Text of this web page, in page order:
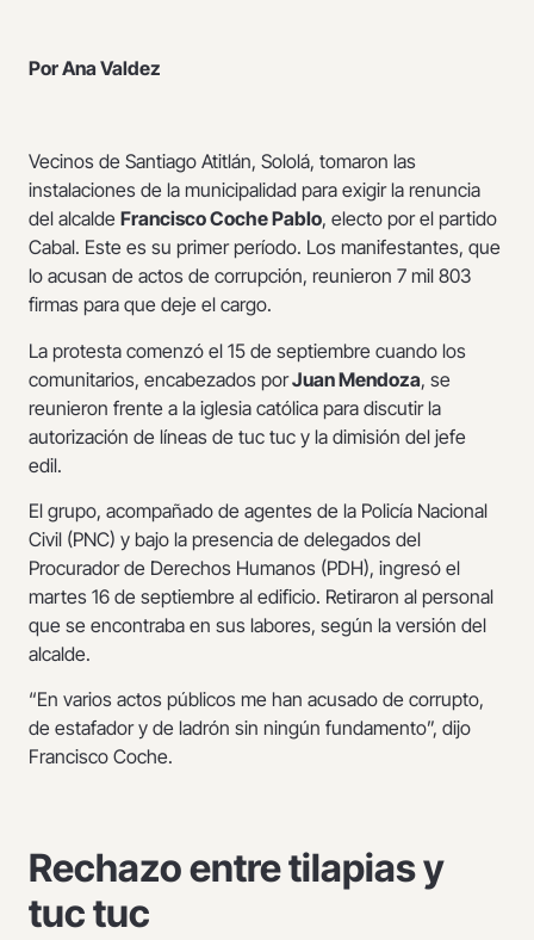
Por Ana Valdez
Vecinos de Santiago Atitlán, Sololá, tomaron las
instalaciones de la municipalidad para exigir la renuncia
del alcalde Francisco Coche Pablo, electo por el partido
Cabal. Este es su primer período. Los manifestantes, que
lo acusan de actos de corrupción, reunieron 7 mil 803
firmas para que deje el cargo.
La protesta comenzó el 15 de septiembre cuando los
comunitarios, encabezados porJuan Mendoza, se
reunieron frente a la iglesia católica para discutir la
autorización de líneas de tuc tuc y la dimisión del jefe
edil.
El grupo, acompañado de agentes de la Policía Nacional
Civil (PNC) y bajo la presencia de delegados del
Procurador de Derechos Humanos (PDH), ingresó el
martes 16 de septiembre al edificio. Retiraron al personal
que se encontraba en sus labores, según la versión del
alcalde.
“En varios actos públicos me han acusado de corrupto,
de estafador y de ladrón sin ningún fundamento”, dijo
Francisco Coche.
Rechazo entre tilapias y
tuc tuc